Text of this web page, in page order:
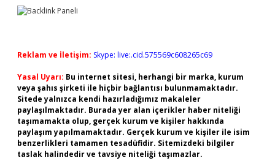
Reklam ve İletişim: Skype: live:.cid.575569c608265c69
Yasal Uyarı: Bu internet sitesi, herhangi bir marka, kurum
veya şahıs şirketi ile hiçbir bağlantısı bulunmamaktadır.
Sitede yalnızca kendi hazırladığımız makaleler
paylaşılmaktadır. Burada yer alan içerikler haber niteliği
taşımamakta olup, gerçek kurum ve kişiler hakkında
paylaşım yapılmamaktadır. Gerçek kurum ve kişiler ile isim
benzerlikleri tamamen tesadüfidir. Sitemizdeki bilgiler
taslak halindedir ve tavsiye niteliği taşımazlar.